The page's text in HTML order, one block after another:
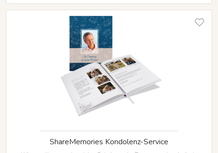
ShareMemories Kondolenz-Service